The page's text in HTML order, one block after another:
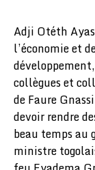
Adji Otéth
l’économie et
collègues et
de Faure
devoir rendre
beau temps au
ministre